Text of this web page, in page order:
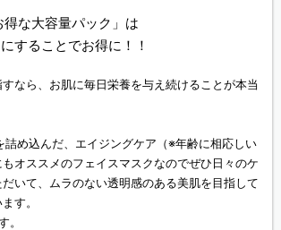
得な大容量パック」は
することでお得に！！
なら、お肌に毎日栄養を与え続けることが本当
め込んだ、エイジングケア（※年齢に相応しい
オススメのフェイスマスクなのでぜひ日々のケ
いて、ムラのない透明感のある美肌を目指して
す。
。